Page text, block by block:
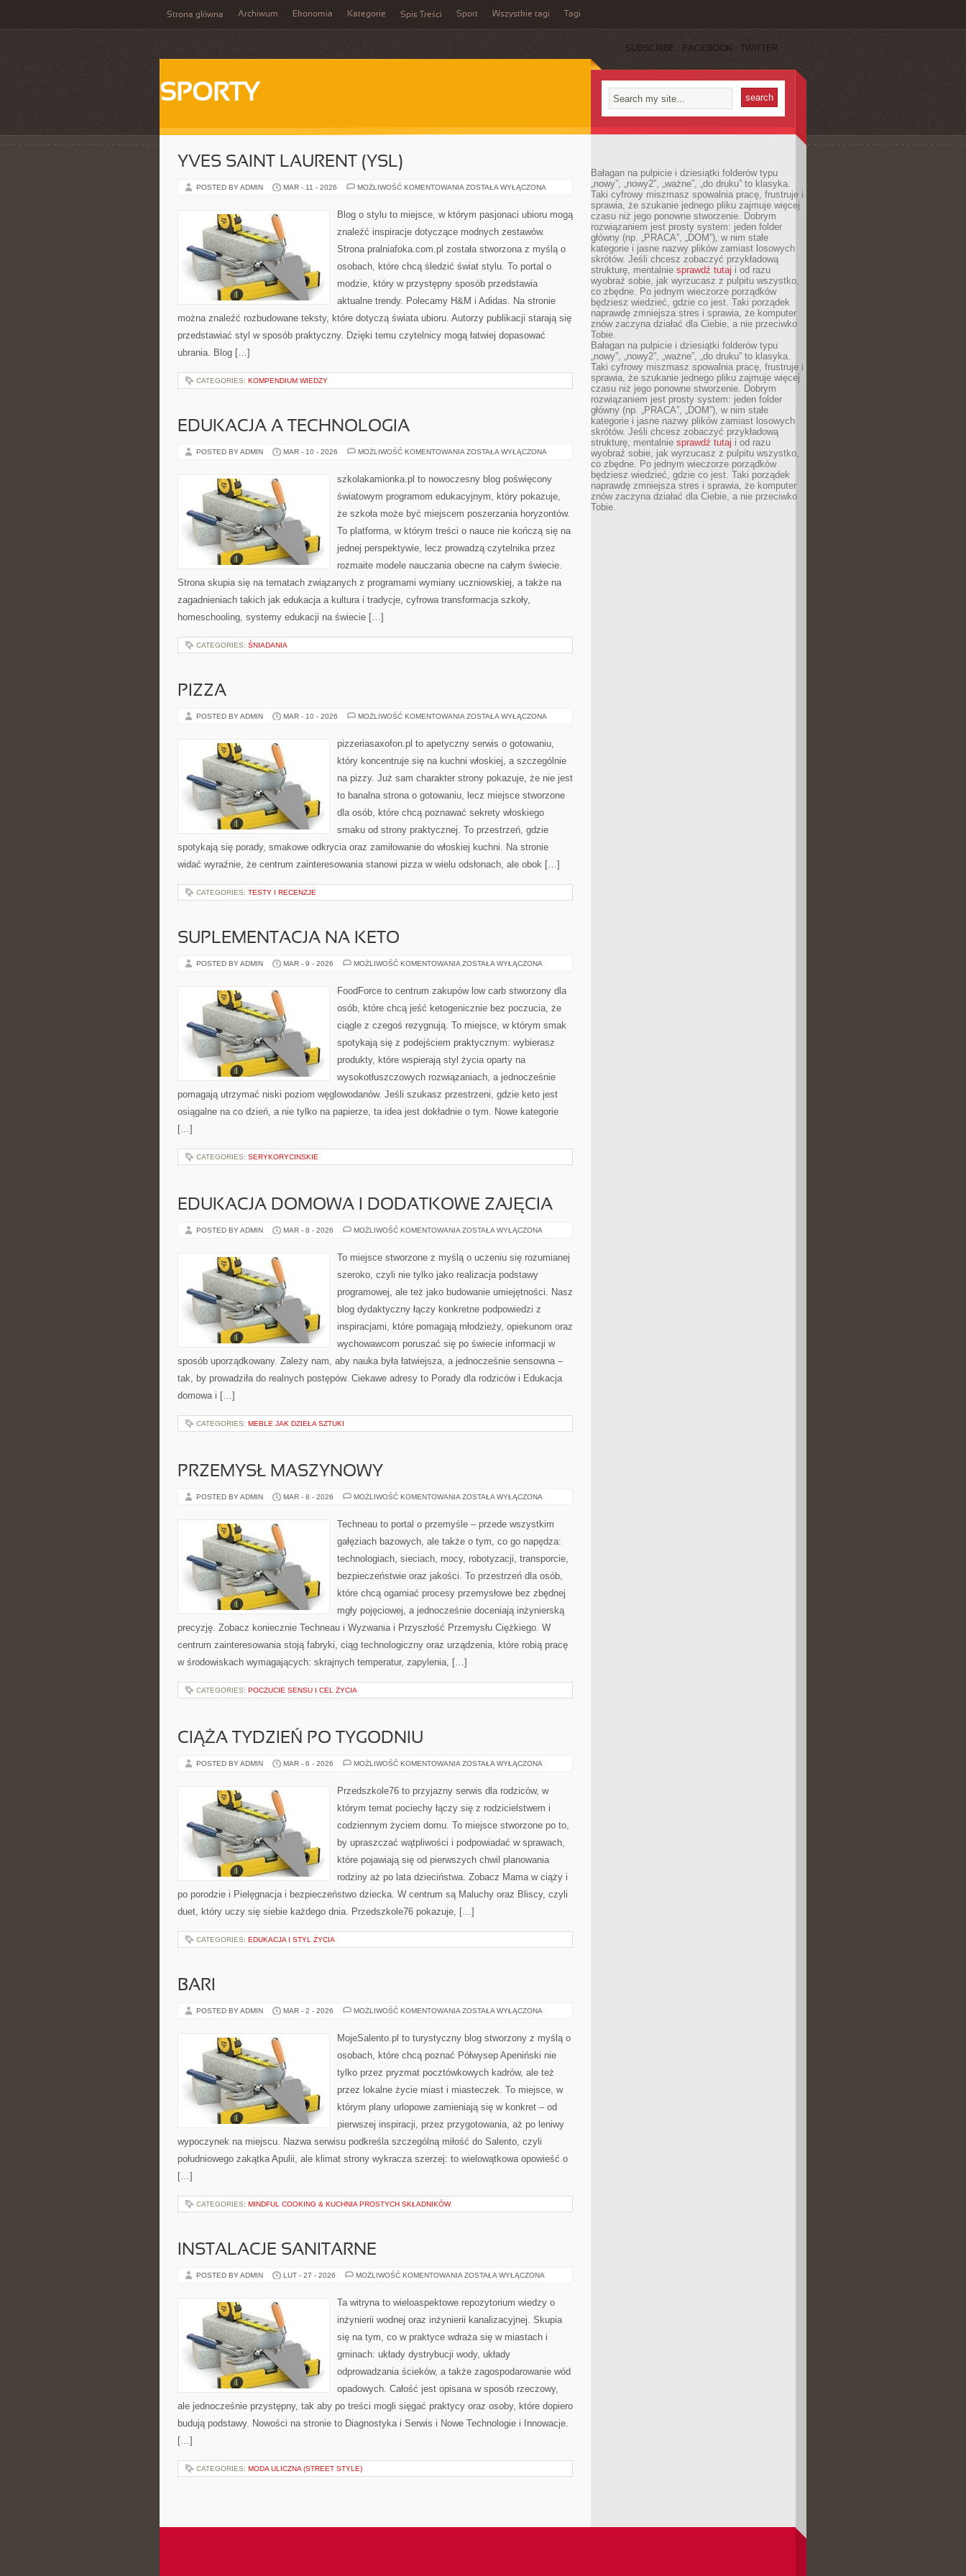
Strona główna Archiwum Ekonomia Kategorie Spis Treści Sport Wszystkie tagi Tagi
SUBSCRIBE FACEBOOK TWITTER
SPORTY
YVES SAINT LAURENT (YSL)
POSTED BY ADMIN MAR - 11 - 2026 MOŻLIWOŚĆ KOMENTOWANIA YVES
ZOSTAŁA WYŁĄCZONA
Blog o stylu to miejsce, w którym pasjonaci ubioru mogą
znaleźć inspiracje dotyczące modnych zestawów.
Strona pralniafoka.com.pl została stworzona z myślą o
osobach, które chcą śledzić świat stylu. To portal o
modzie, który w przystępny sposób przedstawia
aktualne trendy. Polecamy H&M i Adidas. Na stronie
można znaleźć rozbudowane teksty, które dotyczą świata ubioru. Autorzy publikacji starają się
przedstawiać styl w sposób praktyczny. Dzięki temu czytelnicy mogą łatwiej dopasować
ubrania. Blog […]
CATEGORIES: KOMPENDIUM WIEDZY
EDUKACJA A TECHNOLOGIA
POSTED BY ADMIN MAR - 10 - 2026 MOŻLIWOŚĆ KOMENTOWANIA EDUKACJA
ZOSTAŁA WYŁĄCZONA
szkolakamionka.pl to nowoczesny blog poświęcony
światowym programom edukacyjnym, który pokazuje,
że szkoła może być miejscem poszerzania horyzontów.
To platforma, w którym treści o nauce nie kończą się na
jednej perspektywie, lecz prowadzą czytelnika przez
rozmaite modele nauczania obecne na całym świecie.
Strona skupia się na tematach związanych z programami wymiany uczniowskiej, a także na
zagadnieniach takich jak edukacja a kultura i tradycje, cyfrowa transformacja szkoły,
homeschooling, systemy edukacji na świecie […]
CATEGORIES: ŚNIADANIA
PIZZA
POSTED BY ADMIN MAR - 10 - 2026 MOŻLIWOŚĆ KOMENTOWANIA PIZZA
ZOSTAŁA WYŁĄCZONA
pizzeriasaxofon.pl to apetyczny serwis o gotowaniu,
który koncentruje się na kuchni włoskiej, a szczególnie
na pizzy. Już sam charakter strony pokazuje, że nie jest
to banalna strona o gotowaniu, lecz miejsce stworzone
dla osób, które chcą poznawać sekrety włoskiego
smaku od strony praktycznej. To przestrzeń, gdzie
spotykają się porady, smakowe odkrycia oraz zamiłowanie do włoskiej kuchni. Na stronie
widać wyraźnie, że centrum zainteresowania stanowi pizza w wielu odsłonach, ale obok […]
CATEGORIES: TESTY I RECENZJE
SUPLEMENTACJA NA KETO
POSTED BY ADMIN MAR - 9 - 2026 MOŻLIWOŚĆ KOMENTOWANIA SUPLEMENTACJA
ZOSTAŁA WYŁĄCZONA
FoodForce to centrum zakupów low carb stworzony dla
osób, które chcą jeść ketogenicznie bez poczucia, że
ciągle z czegoś rezygnują. To miejsce, w którym smak
spotykają się z podejściem praktycznym: wybierasz
produkty, które wspierają styl życia oparty na
wysokotłuszczowych rozwiązaniach, a jednocześnie
pomagają utrzymać niski poziom węglowodanów. Jeśli szukasz przestrzeni, gdzie keto jest
osiągalne na co dzień, a nie tylko na papierze, ta idea jest dokładnie o tym. Nowe kategorie
[…]
CATEGORIES: SERYKORYCINSKIE
EDUKACJA DOMOWA I DODATKOWE ZAJĘCIA
POSTED BY ADMIN MAR - 8 - 2026 MOŻLIWOŚĆ KOMENTOWANIA EDUKACJA
DODATKOWE
ZAJĘCIA
ZOSTAŁA WYŁĄCZONA
To miejsce stworzone z myślą o uczeniu się rozumianej
szeroko, czyli nie tylko jako realizacja podstawy
programowej, ale też jako budowanie umiejętności. Nasz
blog dydaktyczny łączy konkretne podpowiedzi z
inspiracjami, które pomagają młodzieży, opiekunom oraz
wychowawcom poruszać się po świecie informacji w
sposób uporządkowany. Zależy nam, aby nauka była łatwiejsza, a jednocześnie sensowna –
tak, by prowadziła do realnych postępów. Ciekawe adresy to Porady dla rodziców i Edukacja
domowa i […]
CATEGORIES: MEBLE JAK DZIEŁA SZTUKI
PRZEMYSŁ MASZYNOWY
POSTED BY ADMIN MAR - 8 - 2026 MOŻLIWOŚĆ KOMENTOWANIA PRZEMYSŁ
ZOSTAŁA WYŁĄCZONA
Techneau to portal o przemyśle – przede wszystkim
gałęziach bazowych, ale także o tym, co go napędza:
technologiach, sieciach, mocy, robotyzacji, transporcie,
bezpieczeństwie oraz jakości. To przestrzeń dla osób,
które chcą ogarniać procesy przemysłowe bez zbędnej
mgły pojęciowej, a jednocześnie doceniają inżynierską
precyzję. Zobacz koniecznie Techneau i Wyzwania i Przyszłość Przemysłu Ciężkiego. W
centrum zainteresowania stoją fabryki, ciąg technologiczny oraz urządzenia, które robią pracę
w środowiskach wymagających: skrajnych temperatur, zapylenia, […]
CATEGORIES: POCZUCIE SENSU I CEL ŻYCIA
CIĄŻA TYDZIEŃ PO TYGODNIU
POSTED BY ADMIN MAR - 6 - 2026 MOŻLIWOŚĆ KOMENTOWANIA CIĄŻA
TYGODNIU
ZOSTAŁA WYŁĄCZONA
Przedszkole76 to przyjazny serwis dla rodziców, w
którym temat pociechy łączy się z rodzicielstwem i
codziennym życiem domu. To miejsce stworzone po to,
by upraszczać wątpliwości i podpowiadać w sprawach,
które pojawiają się od pierwszych chwil planowania
rodziny aż po lata dzieciństwa. Zobacz Mama w ciąży i
po porodzie i Pielęgnacja i bezpieczeństwo dziecka. W centrum są Maluchy oraz Bliscy, czyli
duet, który uczy się siebie każdego dnia. Przedszkole76 pokazuje, […]
CATEGORIES: EDUKACJA I STYL ŻYCIA
BARI
POSTED BY ADMIN MAR - 2 - 2026 MOŻLIWOŚĆ KOMENTOWANIA BARI
ZOSTAŁA WYŁĄCZONA
MojeSalento.pl to turystyczny blog stworzony z myślą o
osobach, które chcą poznać Półwysep Apeniński nie
tylko przez pryzmat pocztówkowych kadrów, ale też
przez lokalne życie miast i miasteczek. To miejsce, w
którym plany urlopowe zamieniają się w konkret – od
pierwszej inspiracji, przez przygotowania, aż po leniwy
wypoczynek na miejscu. Nazwa serwisu podkreśla szczególną miłość do Salento, czyli
południowego zakątka Apulii, ale klimat strony wykracza szerzej: to wielowątkowa opowieść o
[…]
CATEGORIES: MINDFUL COOKING & KUCHNIA PROSTYCH SKŁADNIKÓW
INSTALACJE SANITARNE
POSTED BY ADMIN LUT - 27 - 2026 MOŻLIWOŚĆ KOMENTOWANIA INSTALACJE
ZOSTAŁA WYŁĄCZONA
Ta witryna to wieloaspektowe repozytorium wiedzy o
inżynierii wodnej oraz inżynierii kanalizacyjnej. Skupia
się na tym, co w praktyce wdraża się w miastach i
gminach: układy dystrybucji wody, układy
odprowadzania ścieków, a także zagospodarowanie wód
opadowych. Całość jest opisana w sposób rzeczowy,
ale jednocześnie przystępny, tak aby po treści mogli sięgać praktycy oraz osoby, które dopiero
budują podstawy. Nowości na stronie to Diagnostyka i Serwis i Nowe Technologie i Innowacje.
[…]
CATEGORIES: MODA ULICZNA (STREET STYLE)
Bałagan na pulpicie i dziesiątki folderów typu
„nowy”, „nowy2”, „ważne”, „do druku” to klasyka.
Taki cyfrowy miszmasz spowalnia pracę, frustruje i
sprawia, że szukanie jednego pliku zajmuje więcej
czasu niż jego ponowne stworzenie. Dobrym
rozwiązaniem jest prosty system: jeden folder
główny (np. „PRACA”, „DOM”), w nim stałe
kategorie i jasne nazwy plików zamiast losowych
skrótów. Jeśli chcesz zobaczyć przykładową
strukturę, mentalnie sprawdź tutaj i od razu
wyobraź sobie, jak wyrzucasz z pulpitu wszystko,
co zbędne. Po jednym wieczorze porządków
będziesz wiedzieć, gdzie co jest. Taki porządek
naprawdę zmniejsza stres i sprawia, że komputer
znów zaczyna działać dla Ciebie, a nie przeciwko
Tobie.
Bałagan na pulpicie i dziesiątki folderów typu
„nowy”, „nowy2”, „ważne”, „do druku” to klasyka.
Taki cyfrowy miszmasz spowalnia pracę, frustruje i
sprawia, że szukanie jednego pliku zajmuje więcej
czasu niż jego ponowne stworzenie. Dobrym
rozwiązaniem jest prosty system: jeden folder
główny (np. „PRACA”, „DOM”), w nim stałe
kategorie i jasne nazwy plików zamiast losowych
skrótów. Jeśli chcesz zobaczyć przykładową
strukturę, mentalnie sprawdź tutaj i od razu
wyobraź sobie, jak wyrzucasz z pulpitu wszystko,
co zbędne. Po jednym wieczorze porządków
będziesz wiedzieć, gdzie co jest. Taki porządek
naprawdę zmniejsza stres i sprawia, że komputer
znów zaczyna działać dla Ciebie, a nie przeciwko
Tobie.